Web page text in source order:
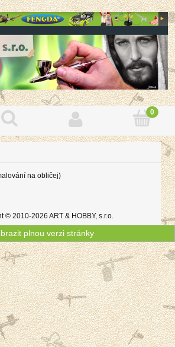
na obličej)
© 2010-2026 ART & HOBBY, s.r.o.
plnou verzi stránky